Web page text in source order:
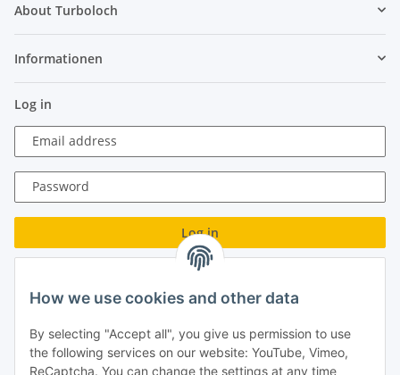
About Turboloch
Informationen
Log in
Email address
Password
Log in
New to our online shop?Register now!
Turboloch GmbH
How we use cookies and other data
By selecting "Accept all", you give us permission to use
the following services on our website: YouTube, Vimeo,
ReCaptcha. You can change the settings at any time